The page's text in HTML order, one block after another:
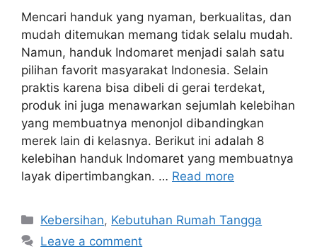
Mencari handuk yang nyaman, berkualitas, dan
mudah ditemukan memang tidak selalu mudah.
Namun, handuk Indomaret menjadi salah satu
pilihan favorit masyarakat Indonesia. Selain
praktis karena bisa dibeli di gerai terdekat,
produk ini juga menawarkan sejumlah kelebihan
yang membuatnya menonjol dibandingkan
merek lain di kelasnya. Berikut ini adalah 8
kelebihan handuk Indomaret yang membuatnya
layak dipertimbangkan. … Read more
Categories
Kebersihan, Kebutuhan Rumah Tangga
Leave a comment